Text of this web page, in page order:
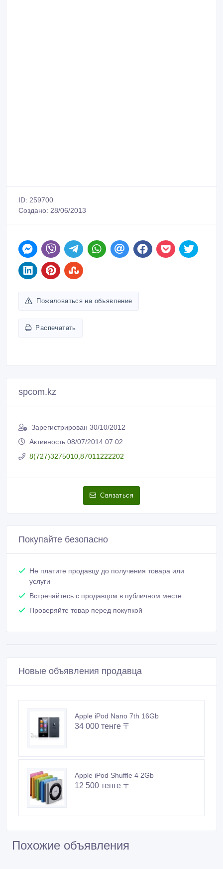
ID: 259700
Создано: 28/06/2013
Пожаловаться на объявление
Распечатать
spcom.kz
Зарегистрирован 30/10/2012
Активность 08/07/2014 07:02
8(727)3275010,87011222202
Связаться
Покупайте безопасно
Не платите продавцу до получения товара или
услуги
Встречайтесь с продавцом в публичном месте
Проверяйте товар перед покупкой
Новые объявления продавца
Apple iPod Nano 7th 16Gb
34 000 тенге 〒
Apple iPod Shuffle 4 2Gb
12 500 тенге 〒
Похожие объявления